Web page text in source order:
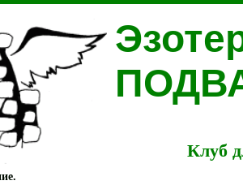
Клуб